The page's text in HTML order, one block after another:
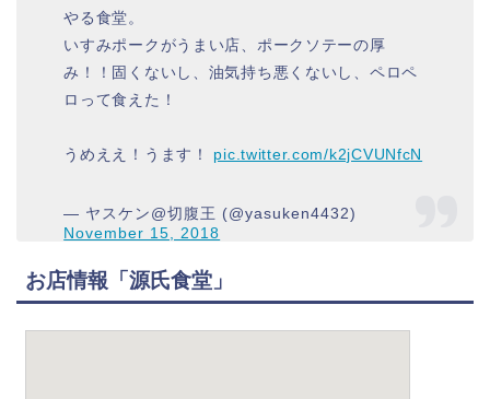
やる食堂。
いすみポークがうまい店、ポークソテーの厚
み！！固くないし、油気持ち悪くないし、ペロペ
ロって食えた！
うめええ！うます！ pic.twitter.com/k2jCVUNfcN
— ヤスケン@切腹王 (@yasuken4432)
November 15, 2018
お店情報「源氏食堂」